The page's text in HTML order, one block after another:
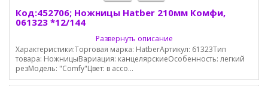
Код:452706; Ножницы Hatber 210мм Комфи,
061323 *12/144
Развернуть описание
Характеристики:Торговая марка: HatberАртикул: 61323Тип
товара: НожницыВариация: канцелярскиеОсобенность: легкий
резМодель: "Comfy"Цвет: в ассо...